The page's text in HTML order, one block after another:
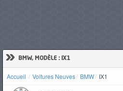
» BMW, MODÈLE : IX1
Accueil Voitures Neuves BMW IX1